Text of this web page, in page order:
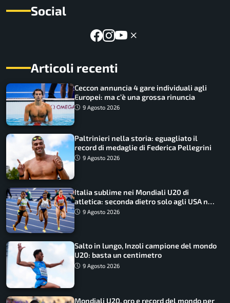
Social
Articoli recenti
Ceccon annuncia 4 gare individuali agli
Europei: ma c’è una grossa rinuncia
9 Agosto 2026
Paltrinieri nella storia: eguagliato il
record di medaglie di Federica Pellegrini
9 Agosto 2026
Italia sublime nei Mondiali U20 di
atletica: seconda dietro solo agli USA nel
medagliere
9 Agosto 2026
Salto in lungo, Inzoli campione del mondo
U20: basta un centimetro
9 Agosto 2026
Mondiali U20, oro e record del mondo per